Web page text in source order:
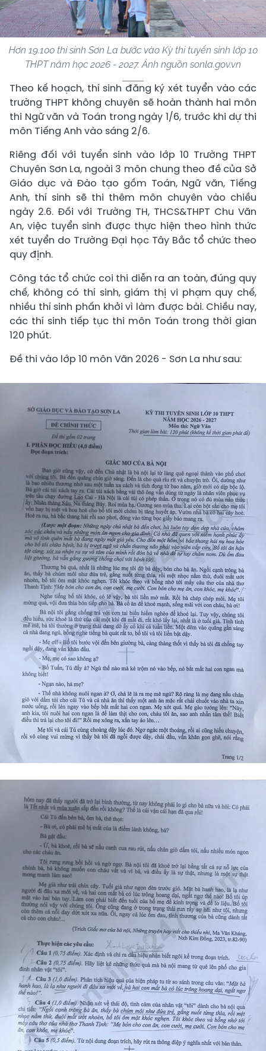
Hơn 19.100 thí sinh Sơn La bước vào Kỳ thi tuyển sinh lớp 10
THPT năm học 2026 - 2027. Ảnh nguồn sonla.gov.vn
Theo kế hoạch, thí sinh đăng ký xét tuyển vào các
trường THPT không chuyên sẽ hoàn thành hai môn
thi Ngữ văn và Toán trong ngày 1/6, trước khi dự thi
môn Tiếng Anh vào sáng 2/6.
Riêng đối với tuyển sinh vào lớp 10 Trường THPT
Chuyên Sơn La, ngoài 3 môn chung theo đề của Sở
Giáo dục và Đào tạo gồm Toán, Ngữ văn, Tiếng
Anh, thí sinh sẽ thi thêm môn chuyên vào chiều
ngày 2.6. Đối với Trường TH, THCS&THPT Chu Văn
An, việc tuyển sinh được thực hiện theo hình thức
xét tuyển do Trường Đại học Tây Bắc tổ chức theo
quy định.
Công tác tổ chức coi thi diễn ra an toàn, đúng quy
chế, không có thí sinh, giám thị vi phạm quy chế,
nhiều thí sinh phấn khởi vì làm được bài. Chiều nay,
các thí sinh tiếp tục thi môn Toán trong thời gian
120 phút.
Đề thi vào lớp 10 môn Văn 2026 - Sơn La như sau: